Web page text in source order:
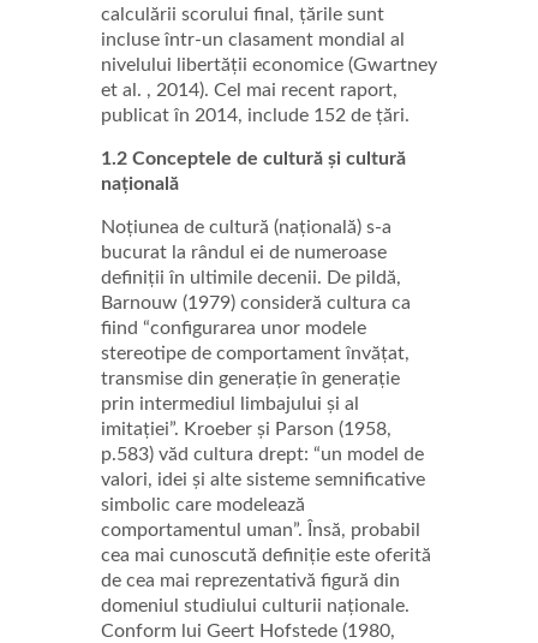
calculării scorului final, țările sunt
incluse într-un clasament mondial al
nivelului libertății economice (Gwartney
et al. , 2014). Cel mai recent raport,
publicat în 2014, include 152 de țări.
1.2 Conceptele de cultură și cultură
națională
Noțiunea de cultură (națională) s-a
bucurat la rândul ei de numeroase
definiții în ultimile decenii. De pildă,
Barnouw (1979) consideră cultura ca
fiind “configurarea unor modele
stereotipe de comportament învățat,
transmise din generație în generație
prin intermediul limbajului și al
imitației”. Kroeber și Parson (1958,
p.583) văd cultura drept: “un model de
valori, idei și alte sisteme semnificative
simbolic care modelează
comportamentul uman”. Însă, probabil
cea mai cunoscută definiție este oferită
de cea mai reprezentativă figură din
domeniul studiului culturii naționale.
Conform lui Geert Hofstede (1980,